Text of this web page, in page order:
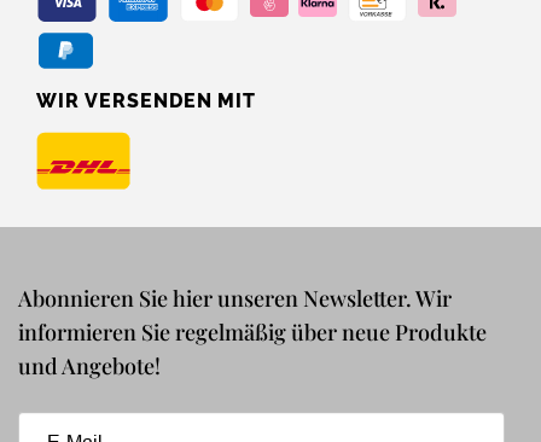
WIR VERSENDEN MIT
Abonnieren Sie hier unseren Newsletter. Wir
informieren Sie regelmäßig über neue Produkte
und Angebote!